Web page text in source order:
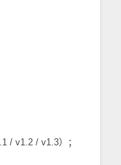
/ v1.2 / v1.3）；